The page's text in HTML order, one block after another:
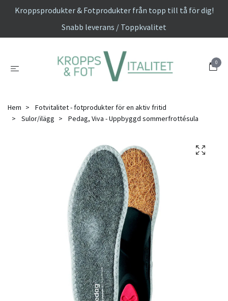
Kroppsprodukter & Fotprodukter från topp till tå för dig!
Snabb leverans / Toppkvalitet
0
Hem
Fotvitalitet - fotprodukter för en aktiv fritid
Sulor/ilägg
Pedag, Viva - Uppbyggd sommerfrottésula